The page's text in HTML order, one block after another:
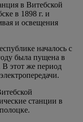
в Витебской
в 1898 г. и
и освещения
началось с
была пущена в
этот же период
станции в